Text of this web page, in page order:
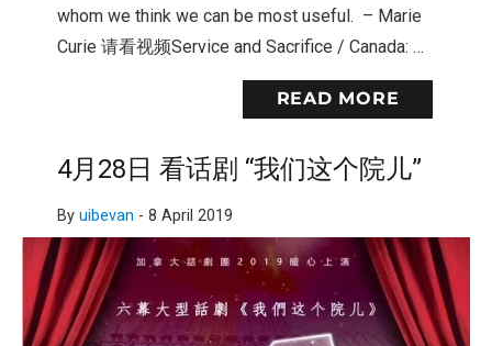
whom we think we can be most useful. – Marie
Curie 请看视频Service and Sacrifice / Canada: …
READ MORE
4月28日 看话剧 “我们这个院儿”
By uibevan - 8 April 2019